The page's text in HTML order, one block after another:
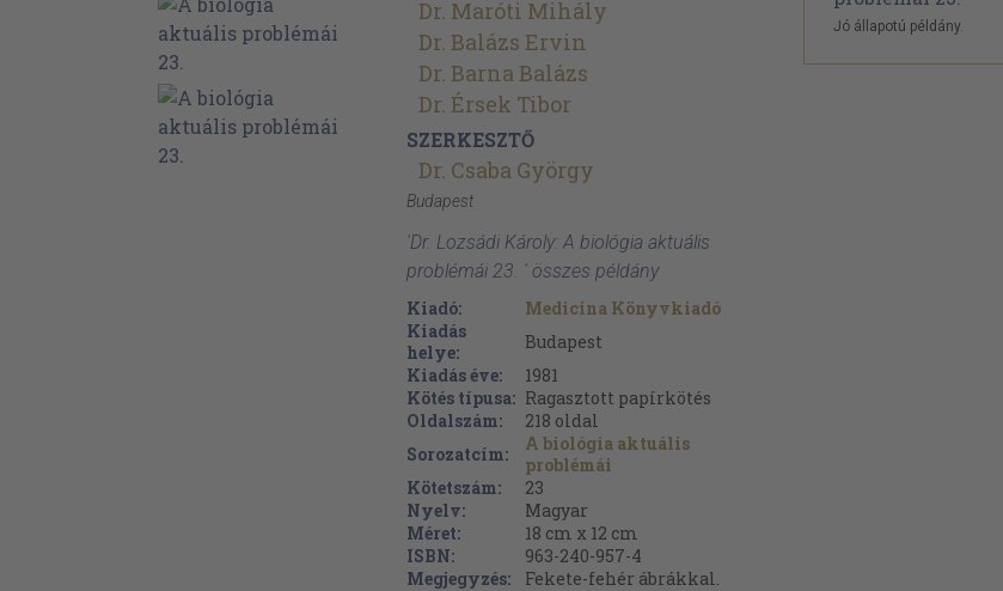
Dr. Maróti Mihály
Dr. Balázs Ervin
Dr. Barna Balázs
Dr. Érsek Tibor
SZERKESZTŐ
Dr. Csaba György
Budapest
'Dr. Lozsádi Károly: A biológia aktuális
problémái 23. ' összes példány
Kiadó:
Medicina Könyvkiadó
Kiadás
helye:
Budapest
Kiadás éve:
1981
Kötés típusa: Ragasztott papírkötés
Oldalszám:
218 oldal
Sorozatcím:
A biológia aktuális
problémái
Kötetszám:
23
Nyelv:
Magyar
Méret:
18 cm x 12 cm
ISBN:
963-240-957-4
Megjegyzés:
Fekete-fehér ábrákkal.
Jó állapotú példány.